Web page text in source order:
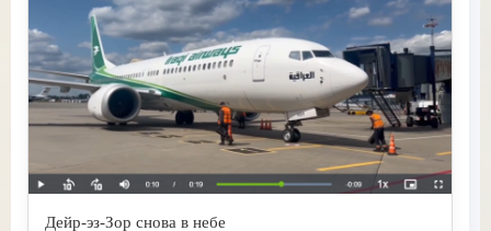
Дейр-эз-Зор снова в небе